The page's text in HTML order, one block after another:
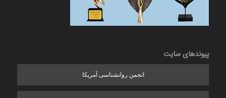
پیوندهای سایت
انجمن روانشناسی آمریکا